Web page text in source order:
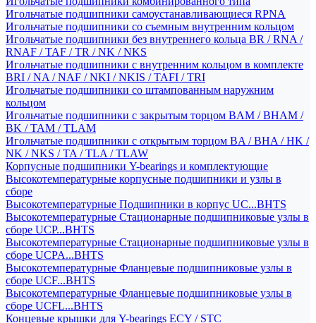
Игольчатые подшипники самоустанавливающиеся RPNA
Игольчатые подшипники со съемным внутренним кольцом
Игольчатые подшипники без внутреннего кольца BR / RNA /
RNAF / TAF / TR / NK / NKS
Игольчатые подшипники с внутренним кольцом в комплекте
BRI / NA / NAF / NKI / NKIS / TAFI / TRI
Игольчатые подшипники со штампованным наружним
кольцом
Игольчатые подшипники с закрытым торцом BAM / BHAM /
BK / TAM / TLAM
Игольчатые подшипники с открытым торцом BA / BHA / HK /
NK / NKS / TA / TLA / TLAW
Корпусные подшипники Y-bearings и комплектующие
Высокотемпературные корпусные подшипники и узлы в
сборе
Высокотемпературные Подшипники в корпус UC...BHTS
Высокотемпературные Стационарные подшипниковые узлы в
сборе UCP...BHTS
Высокотемпературные Стационарные подшипниковые узлы в
сборе UCPA...BHTS
Высокотемпературные Фланцевые подшипниковые узлы в
сборе UCF...BHTS
Высокотемпературные Фланцевые подшипниковые узлы в
сборе UCFL...BHTS
Концевые крышки для Y-bearings ECY / STC